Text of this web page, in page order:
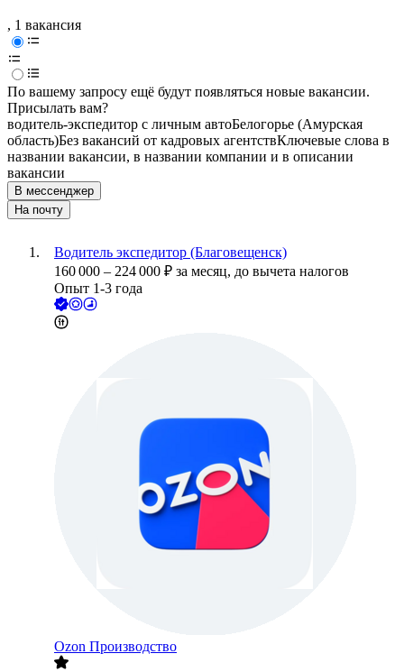
, 1 вакансия
По вашему запросу ещё будут появляться новые вакансии.
Присылать вам?
водитель-экспедитор с личным автоБелогорье (Амурская
область)Без вакансий от кадровых агентствКлючевые слова в
названии вакансии, в названии компании и в описании
вакансии
В мессенджер
На почту
Водитель экспедитор (Благовещенск)
160 000 – 224 000 ₽ за месяц, до вычета налогов
Опыт 1-3 года
Ozon Производство